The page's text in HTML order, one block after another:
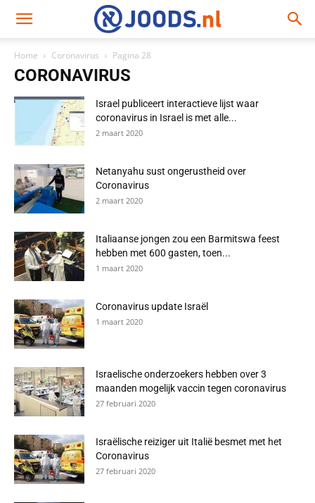
Home Coronavirus Pagina 28
CORONAVIRUS
Israel publiceert interactieve lijst waar
coronavirus in Israel is met alle...
2 maart 2020
Netanyahu sust ongerustheid over
Coronavirus
2 maart 2020
Italiaanse jongen zou een Barmitswa feest
hebben met 600 gasten, toen...
1 maart 2020
Coronavirus update Israël
1 maart 2020
Israelische onderzoekers hebben over 3
maanden mogelijk vaccin tegen coronavirus
27 februari 2020
Israëlische reiziger uit Italië besmet met het
Coronavirus
27 februari 2020